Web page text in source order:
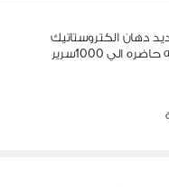
دهان الكتروستاتيك
الي 1000سرير